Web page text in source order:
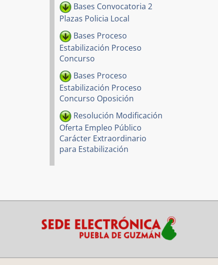
Bases Convocatoria 2
Plazas Policia Local
Bases Proceso
Estabilización Proceso
Concurso
Bases Proceso
Estabilización Proceso
Concurso Oposición
Resolución Modificación
Oferta Empleo Público
Carácter Extraordinario
para Estabilización